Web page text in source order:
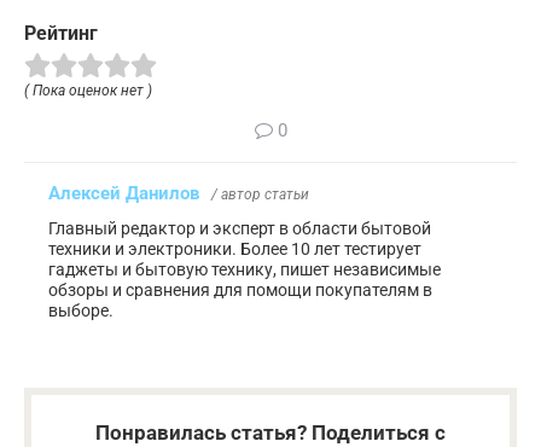
Рейтинг
( Пока оценок нет )
0
Алексей Данилов / автор статьи
Главный редактор и эксперт в области бытовой
техники и электроники. Более 10 лет тестирует
гаджеты и бытовую технику, пишет независимые
обзоры и сравнения для помощи покупателям в
выборе.
Понравилась статья? Поделиться с